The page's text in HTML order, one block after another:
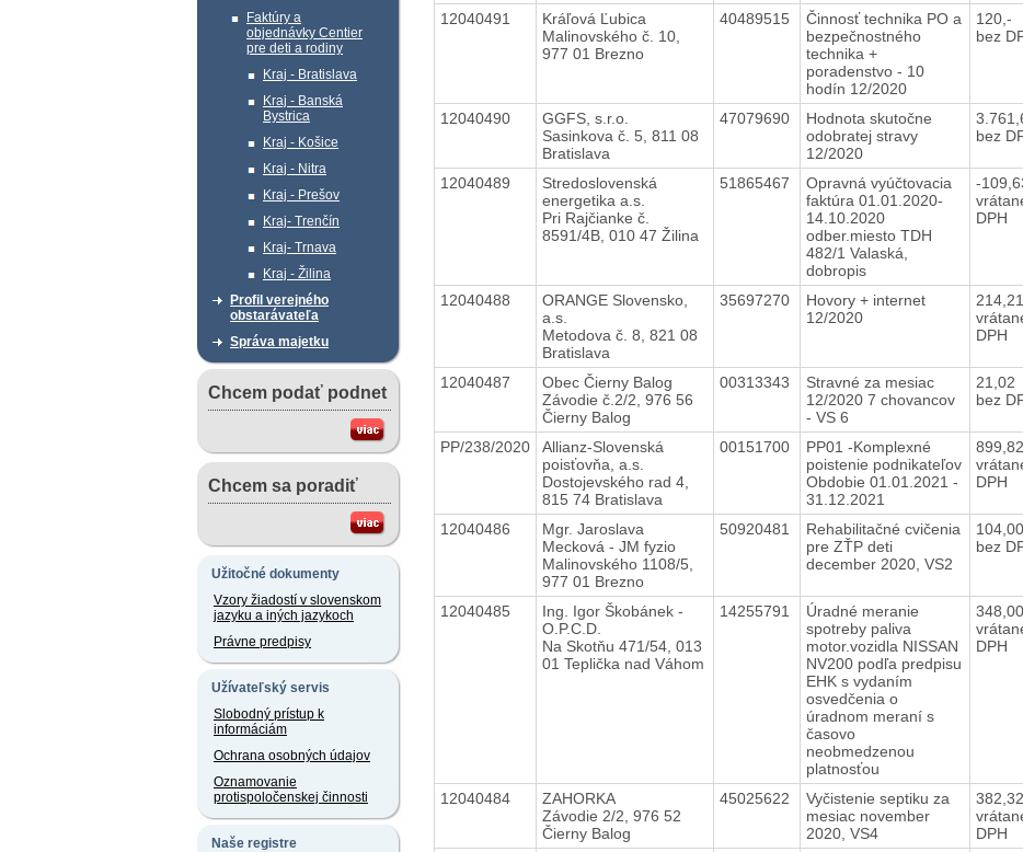
Faktúry a
objednávky Centier
pre deti a rodiny
Kraj - Bratislava
Kraj - Banská
Bystrica
Kraj - Košice
Kraj - Nitra
Kraj - Prešov
Kraj- Trenčín
Kraj- Trnava
Kraj - Žilina
Profil verejného
obstarávateľa
Správa majetku
Chcem podať podnet
Chcem sa poradiť
Užitočné dokumenty
Vzory žiadostí v slovenskom
jazyku a iných jazykoch
Právne predpisy
Užívateľský servis
Slobodný prístup k
informáciám
Ochrana osobných údajov
Oznamovanie
protispoločenskej činnosti
Naše registre
12040491
Kráľová Ľubica
Malinovského č. 10,
977 01 Brezno
40489515
Činnosť technika PO a
bezpečnostného
technika +
poradenstvo - 10
hodín 12/2020
120,-
bez
12040490
GGFS, s.r.o.
Sasinkova č. 5, 811 08
Bratislava
47079690
Hodnota skutočne
odobratej stravy
12/2020
bez
12040489
Stredoslovenská
energetika a.s.
Pri Rajčianke č.
8591/4B, 010 47 Žilina
51865467
Opravná vyúčtovacia
faktúra 01.01.2020-
14.10.2020
odber.miesto TDH
482/1 Valaská,
dobropis
-
DPH
12040488
ORANGE Slovensko,
a.s.
Metodova č. 8, 821 08
Bratislava
35697270
Hovory + internet
12/2020
214,21
DPH
12040487
Obec Čierny Balog
Závodie č.2/2, 976 56
Čierny Balog
00313343
Stravné za mesiac
12/2020 7 chovancov
- VS 6
21,02
bez
PP/238/2020
Allianz-Slovenská
poisťovňa, a.s.
Dostojevského rad 4,
815 74 Bratislava
00151700
PP01 -Komplexné
poistenie podnikateľov
Obdobie 01.01.2021 -
31.12.2021
899,82
DPH
12040486
Mgr. Jaroslava
Mecková - JM fyzio
Malinovského 1108/5,
977 01 Brezno
50920481
Rehabilitačné cvičenia
pre ZŤP deti
december 2020, VS2
104,00
bez
12040485
Ing. Igor Škobánek -
O.P.C.D.
Na Skotňu 471/54, 013
01 Teplička nad Váhom
14255791
Úradné meranie
spotreby paliva
motor.vozidla NISSAN
NV200 podľa predpisu
EHK s vydaním
osvedčenia o
úradnom meraní s
časovo
neobmedzenou
platnosťou
348,00
DPH
12040484
ZAHORKA
Závodie 2/2, 976 52
Čierny Balog
45025622
Vyčistenie septiku za
mesiac november
2020, VS4
382,32
DPH